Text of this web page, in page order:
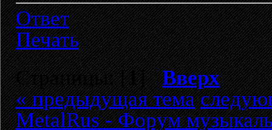
Ответ
Печать
Страницы: [1]Вверх
« предыдущая тема
MetalRus - Форум